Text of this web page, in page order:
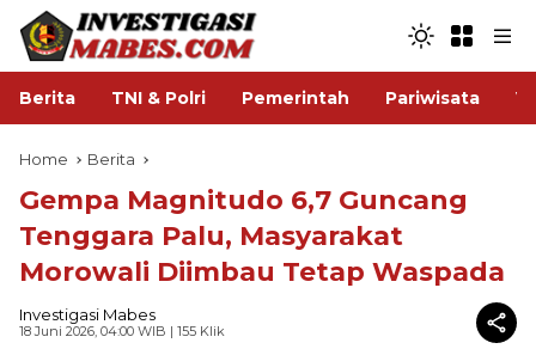
Berita TNI & Polri Pemerintah Pariwisata
Home Berita
Gempa Magnitudo 6,7 Guncang
Tenggara Palu, Masyarakat
Morowali Diimbau Tetap Waspada
Investigasi Mabes
18 Juni 2026, 04:00 WIB | 155 Klik